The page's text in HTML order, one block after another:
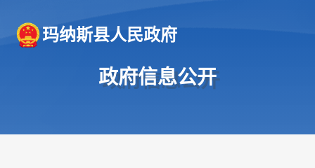
玛纳斯县人民政府
政府信息公开